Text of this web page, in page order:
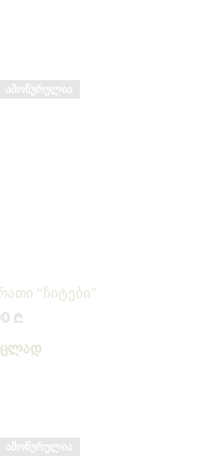
ᲐᲛᲝᲬᲣᲠᲣᲚᲘᲐ
“ჩიტები”
₾
ᲐᲛᲝᲬᲣᲠᲣᲚᲘᲐ